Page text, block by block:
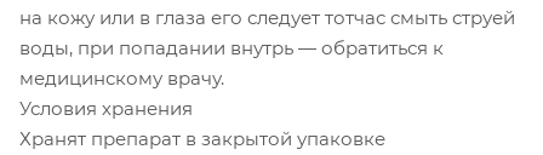
на кожу или в глаза его следует тотчас смыть струей
воды, при попадании внутрь — обратиться к
медицинскому врачу.
Условия хранения
Хранят препарат в закрытой упаковке